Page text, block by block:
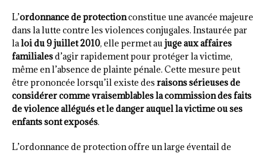
L’ordonnance de protectionconstitue une avancée majeure
dans la lutte contre les violences conjugales. Instaurée par
laloi du 9 juillet 2010, elle permet aujuge aux affaires
familialesd’agir rapidement pour protéger la victime,
même en l’absence de plainte pénale. Cette mesure peut
être prononcée lorsqu’il existe des raisons sérieuses de
considérer comme vraisemblables la commission des faits
de violence allégués et le danger auquel la victime ou ses
enfants sont exposés.
L’ordonnance de protection offre un large éventail de